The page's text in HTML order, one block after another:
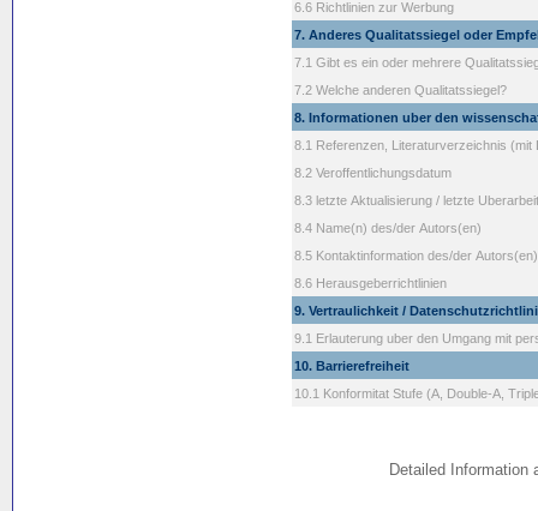
6.6 Richtlinien zur Werbung
7. Anderes Qualitatssiegel oder
7.1 Gibt es ein oder mehrere
7.2 Welche anderen Qualitatssiegel?
8. Informationen uber den
8.1 Referenzen, Literaturverzeichnis (mit
8.2 Veroffentlichungsdatum
8.3 letzte Aktualisierung / letzte
8.4 Name(n) des/der Autors(en)
8.5 Kontaktinformation des/der Autors(en)
8.6 Herausgeberrichtlinien
9. Vertraulichkeit /
9.1 Erlauterung uber den Umgang mit
10. Barrierefreiheit
10.1 Konformitat Stufe (A, Double-A,
Detailed Information